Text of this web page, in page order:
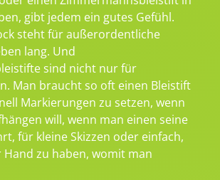
gibt jedem ein gutes Gefühl.
steht für außerordentliche
lang. Und
sind nicht nur für
Man braucht so oft einen Bleistift
Markierungen zu setzen, wenn
will, wenn man einen seine
für kleine Skizzen oder einfach,
zu haben, womit man